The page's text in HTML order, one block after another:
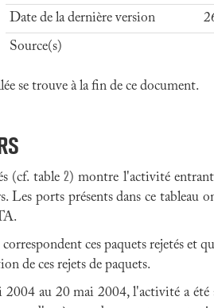
Date de la dernière version
Source(s)
se trouve à la fin de ce document.
(cf. table 2) montre l'activité
Les ports présents dans ce
ces paquets rejetés et
de ces rejets de paquets.
au 20 mai 2004, l'activité a été